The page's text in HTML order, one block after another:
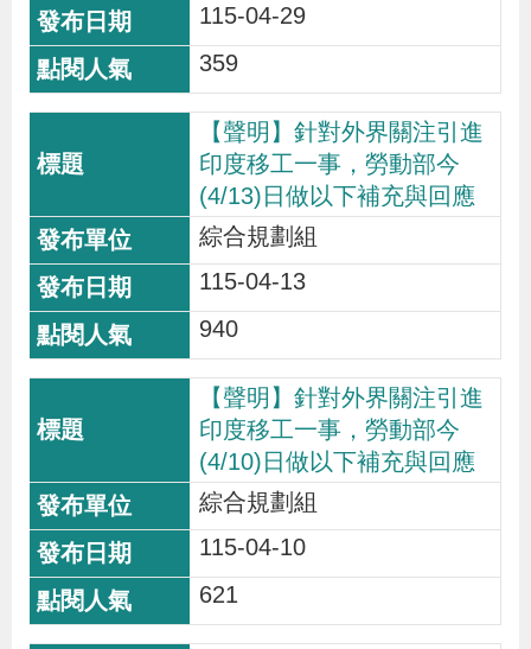
連
結
網
站
導
覽
民
意
信
箱
文
字
客
服
統
計
資
訊
E
g
h
回
首
頁
R
S
S
隱
私
權
及
資
訊
115-04-29
359
【聲明】針對外界關注引進
印度移工一事，勞動部今
(4/13)日做以下補充與回應
綜合規劃組
115-04-13
940
【聲明】針對外界關注引進
印度移工一事，勞動部今
(4/10)日做以下補充與回應
綜合規劃組
115-04-10
621